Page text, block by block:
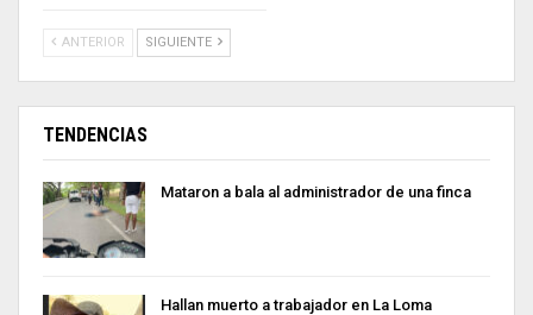
ANTERIOR SIGUIENTE
TENDENCIAS
Mataron a bala al administrador de una finca
Hallan muerto a trabajador en La Loma